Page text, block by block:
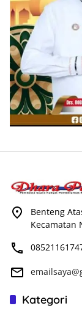
Benteng
Kecamatan
Kategori